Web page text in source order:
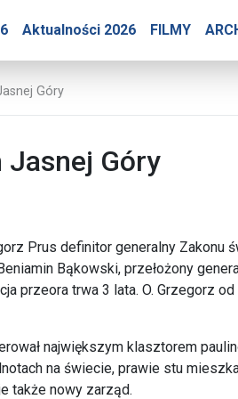
Aktualności 2026 FILMY
nowym
Góry
Jasnej Góry
Prus definitor generalny Zakonu
Bąkowski, przełożony
przeora trwa 3 lata. O. Grzegorz
największym klasztorem
na świecie, prawie stu
także nowy zarząd.